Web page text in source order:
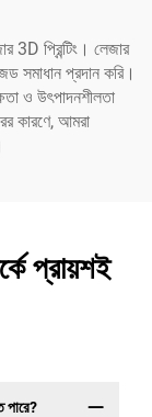
3D প্রিন্টিং। লেজার
সমাধান প্রদান করি।
ও উৎপাদনশীলতা
কারণে, আমরা
প্রায়শই
পারে?